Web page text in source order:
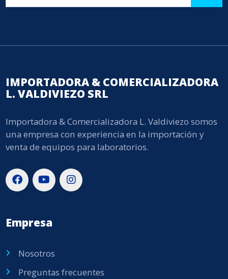
IMPORTADORA & COMERCIALIZADORA
L. VALDIVIEZO SRL
Importadora & Comercializadora L. Valdiviezo somos
una empresa con experiencia en la importación y
venta de equipos para laboratorios.
Empresa
Nosotros
Preguntas frecuentes